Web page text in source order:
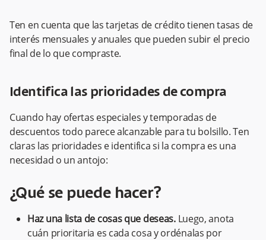
Ten en cuenta que las tarjetas de crédito tienen tasas de
interés mensuales y anuales que pueden subir el precio
final de lo que compraste.
Identifica las prioridades de compra
Cuando hay ofertas especiales y temporadas de
descuentos todo parece alcanzable para tu bolsillo. Ten
claras las prioridades e identifica si la compra es una
necesidad o un antojo:
¿Qué se puede hacer?
Haz una lista de cosas que deseas.Luego, anota
cuán prioritaria es cada cosa y ordénalas por